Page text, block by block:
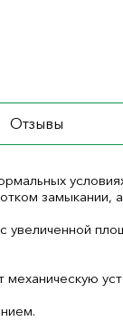
Отзывы
замыкании,
увеличенной